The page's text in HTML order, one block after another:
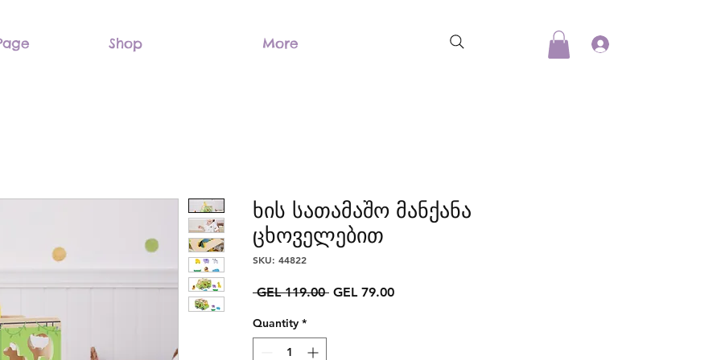
Shop More
ხის სათამაშო მანქანა
ცხოველებით
SKU: 44822
GEL 119.00 Regular
GEL 79.00Sale
Quantity *